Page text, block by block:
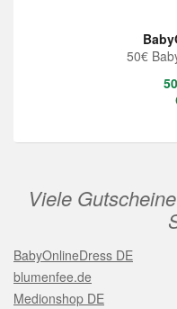
50€
Viele
BabyOnlineDress DE
blumenfee.de
Medionshop DE